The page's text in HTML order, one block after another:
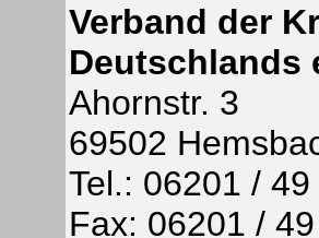
Verband der
Deutschlands
Ahornstr. 3
69502
Tel.: 06201 /
Fax: 06201 /